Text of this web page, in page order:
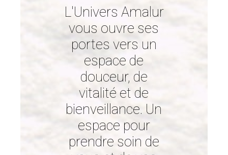
L'Univers Amalur
vous ouvre ses
portes vers un
espace de
douceur, de
vitalité et de
bienveillance. Un
espace pour
prendre soin de